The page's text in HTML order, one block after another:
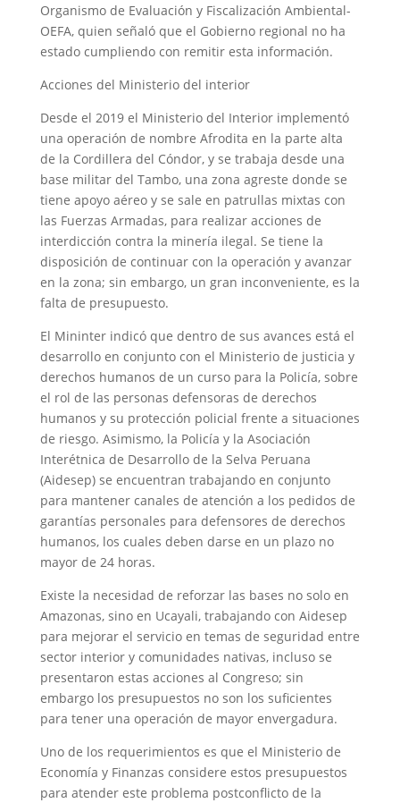
Organismo de Evaluación y Fiscalización Ambiental-
OEFA, quien señaló que el Gobierno regional no ha
estado cumpliendo con remitir esta información.
Acciones del Ministerio del interior
Desde el 2019 el Ministerio del Interior implementó
una operación de nombre Afrodita en la parte alta
de la Cordillera del Cóndor, y se trabaja desde una
base militar del Tambo, una zona agreste donde se
tiene apoyo aéreo y se sale en patrullas mixtas con
las Fuerzas Armadas, para realizar acciones de
interdicción contra la minería ilegal. Se tiene la
disposición de continuar con la operación y avanzar
en la zona; sin embargo, un gran inconveniente, es la
falta de presupuesto.
El Mininter indicó que dentro de sus avances está el
desarrollo en conjunto con el Ministerio de justicia y
derechos humanos de un curso para la Policía, sobre
el rol de las personas defensoras de derechos
humanos y su protección policial frente a situaciones
de riesgo. Asimismo, la Policía y la Asociación
Interétnica de Desarrollo de la Selva Peruana
(Aidesep) se encuentran trabajando en conjunto
para mantener canales de atención a los pedidos de
garantías personales para defensores de derechos
humanos, los cuales deben darse en un plazo no
mayor de 24 horas.
Existe la necesidad de reforzar las bases no solo en
Amazonas, sino en Ucayali, trabajando con Aidesep
para mejorar el servicio en temas de seguridad entre
sector interior y comunidades nativas, incluso se
presentaron estas acciones al Congreso; sin
embargo los presupuestos no son los suficientes
para tener una operación de mayor envergadura.
Uno de los requerimientos es que el Ministerio de
Economía y Finanzas considere estos presupuestos
para atender este problema postconflicto de la